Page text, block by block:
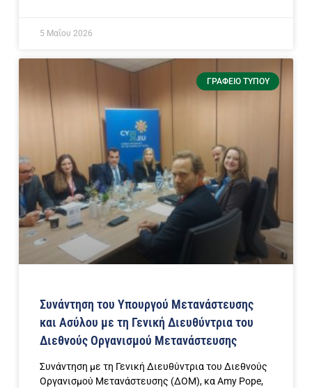
5 Μαΐου 2026
ΓΡΑΦΕΊΟ ΤΎΠΟΥ
Συνάντηση του Υπουργού Μετανάστευσης
και Ασύλου με τη Γενική Διευθύντρια του
Διεθνούς Οργανισμού Μετανάστευσης
Συνάντηση με τη Γενική Διευθύντρια του Διεθνούς
Οργανισμού Μετανάστευσης (ΔΟΜ), κα Amy Pope,